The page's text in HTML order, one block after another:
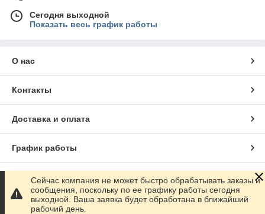
Сегодня выходной
Показать весь график работы
О нас
Контакты
Доставка и оплата
График работы
Полная версия сайта
Сайт создан на маркетплейсе Satu.kz
Сейчас компания не может быстро обрабатывать заказы и
сообщения, поскольку по ее графику работы сегодня
выходной. Ваша заявка будет обработана в ближайший
рабочий день.